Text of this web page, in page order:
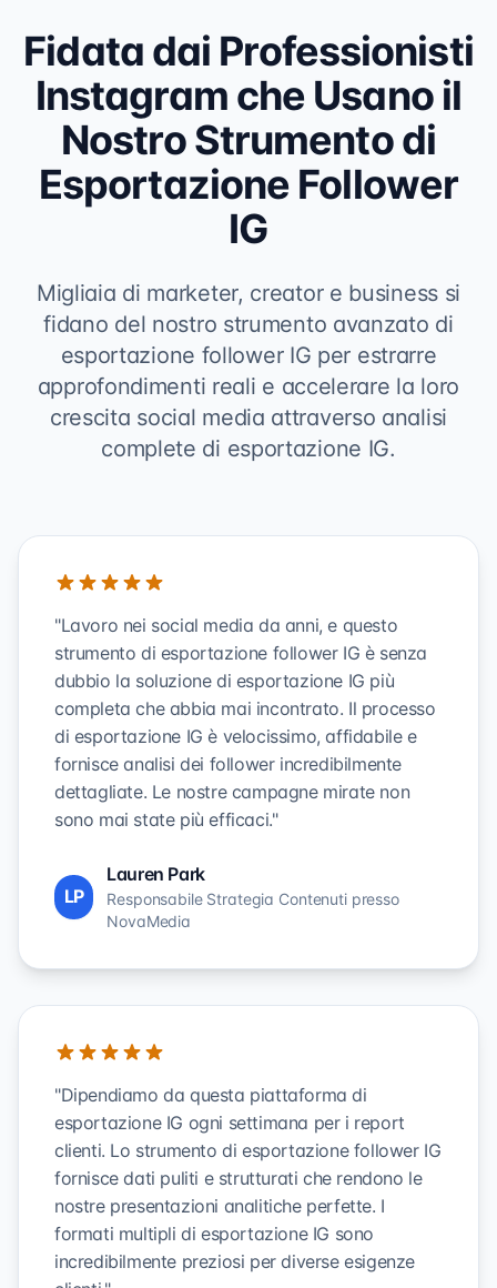
Fidata dai Professionisti
Instagram che Usano il
Nostro Strumento di
Esportazione Follower
IG
Migliaia di marketer, creator e business si
fidano del nostro strumento avanzato di
esportazione follower IG per estrarre
approfondimenti reali e accelerare la loro
crescita social media attraverso analisi
complete di esportazione IG.
"Lavoro nei social media da anni, e questo
strumento di esportazione follower IG è senza
dubbio la soluzione di esportazione IG più
completa che abbia mai incontrato. Il processo
di esportazione IG è velocissimo, affidabile e
fornisce analisi dei follower incredibilmente
dettagliate. Le nostre campagne mirate non
sono mai state più efficaci."
LP
Lauren Park
Responsabile Strategia Contenuti presso
NovaMedia
"Dipendiamo da questa piattaforma di
esportazione IG ogni settimana per i report
clienti. Lo strumento di esportazione follower IG
fornisce dati puliti e strutturati che rendono le
nostre presentazioni analitiche perfette. I
formati multipli di esportazione IG sono
incredibilmente preziosi per diverse esigenze